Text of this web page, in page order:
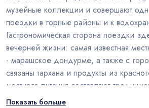
музейные коллекции и совершают
поездки в горные районы и к
Гастрономическая сторона поездки
вечерней жизни: самая известная
- марашское дондурме, а также с
связаны тархана и продукты из
местного питания составляют
кебабные, кондитерские и лавки с
Показать больше